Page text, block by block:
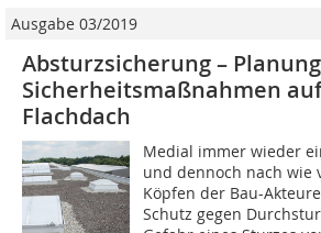
Ausgabe 03/2019
Absturzsicherung –
Sicherheitsmaßnahmen
Flachdach
Medial immer wieder
und dennoch nach wie
Köpfen der Bau-
Schutz gegen